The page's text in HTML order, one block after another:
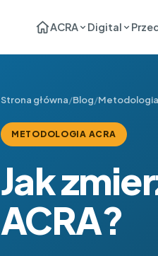
ACRA Digital
Strona główna/Blog/Metodologia
METODOLOGIA ACRA
Jak
ACRA?